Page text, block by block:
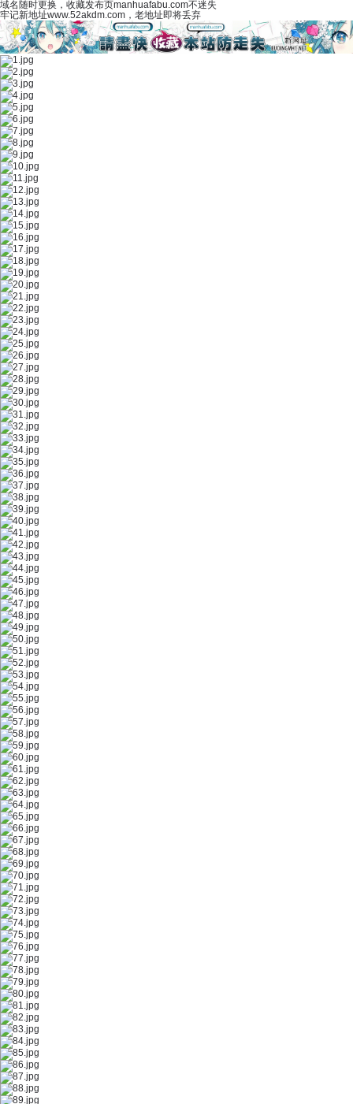
域名随时更换，收藏发布页manhuafabu.com不迷失
牢记新地址www.52akdm.com，老地址即将丢弃